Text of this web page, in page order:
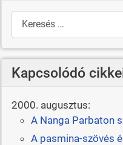
Keresés
Kapcsolódó
2000. augusztus:
A Nanga Parbaton
A pasmina-szövés